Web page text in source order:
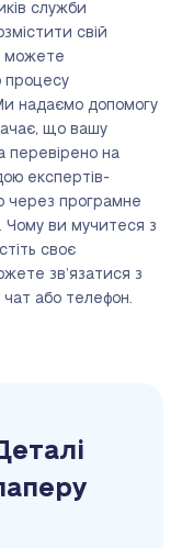
служби
свій
можете
процесу
надаємо допомогу
що вашу
перевірено на
експертів-
через програмне
Чому ви мучитеся з
своє
зв’язатися з
або телефон.